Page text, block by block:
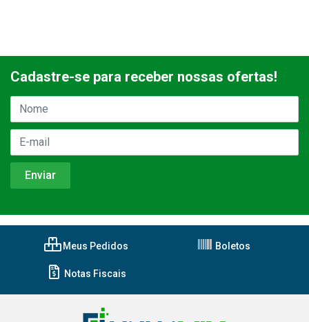
Cadastre-se para receber nossas ofertas!
Meus Pedidos Boletos
Notas Fiscais